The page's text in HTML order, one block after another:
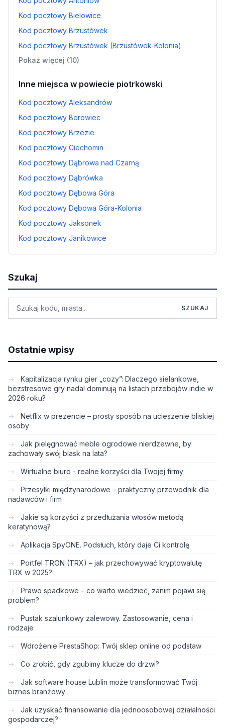
Kod pocztowy Bielowice
Kod pocztowy Brzustówek
Kod pocztowy Brzustówek (Brzustówek-Kolonia)
Pokaż więcej (10)
Inne miejsca w powiecie piotrkowski
Kod pocztowy Aleksandrów
Kod pocztowy Borowiec
Kod pocztowy Brzezie
Kod pocztowy Ciechomin
Kod pocztowy Dąbrowa nad Czarną
Kod pocztowy Dąbrówka
Kod pocztowy Dębowa Góra
Kod pocztowy Dębowa Góra-Kolonia
Kod pocztowy Jaksonek
Kod pocztowy Janikowice
Szukaj
SZUKAJ
Ostatnie wpisy
Kapitalizacja rynku gier „cozy”: Dlaczego sielankowe,
bezstresowe gry nadal dominują na listach przebojów indie w
2026 roku?
Netflix w prezencie – prosty sposób na ucieszenie bliskiej
osoby
Jak pielęgnować meble ogrodowe nierdzewne, by
zachowały swój blask na lata?
Wirtualne biuro - realne korzyści dla Twojej firmy
Przesyłki międzynarodowe – praktyczny przewodnik dla
nadawców i firm
Jakie są korzyści z przedłużania włosów metodą
keratynową?
Aplikacja SpyONE. Podsłuch, który daje Ci kontrolę
Portfel TRON (TRX) – jak przechowywać kryptowalutę
TRX w 2025?
Prawo spadkowe – co warto wiedzieć, zanim pojawi się
problem?
Pustak szalunkowy zalewowy. Zastosowanie, cena i
rodzaje
Wdrożenie PrestaShop: Twój sklep online od podstaw
Co zrobić, gdy zgubimy klucze do drzwi?
Jak software house Lublin może transformować Twój
biznes branżowy
Jak uzyskać finansowanie dla jednoosobowej działalności
gospodarczej?